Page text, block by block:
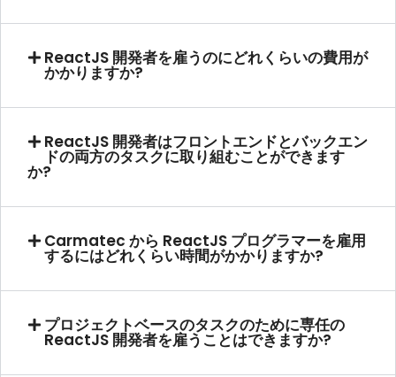
ReactJS 開発者を雇うのにどれくらいの費用が
かかりますか?
ReactJS 開発者はフロントエンドとバックエン
ドの両方のタスクに取り組むことができます
か?
Carmatec から ReactJS プログラマーを雇用
するにはどれくらい時間がかかりますか?
プロジェクトベースのタスクのために専任の
ReactJS 開発者を雇うことはできますか?